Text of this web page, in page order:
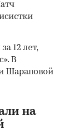
12 лет,
В
Шараповой
на